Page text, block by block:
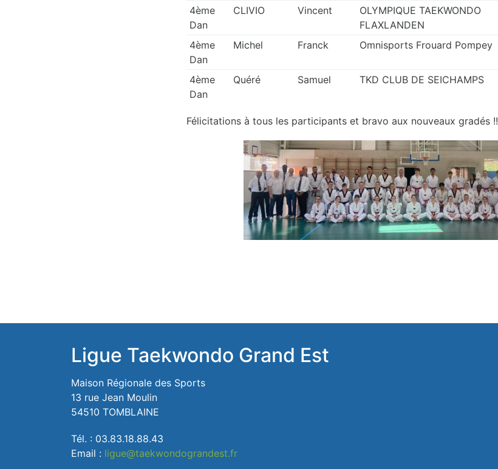
4ème
Dan
CLIVIO Vincent
OLYMPIQUE TAEKWONDO
FLAXLANDEN
4ème
Dan
Michel Franck Omnisports Frouard Pompey
4ème
Dan
Quéré Samuel TKD CLUB DE SEICHAMPS
Félicitations à tous les participants et bravo aux nouveaux gradés !!
Ligue Taekwondo Grand Est
Maison Régionale des Sports
13 rue Jean Moulin
54510 TOMBLAINE
Tél. : 03.83.18.88.43
Email : ligue@taekwondograndest.fr